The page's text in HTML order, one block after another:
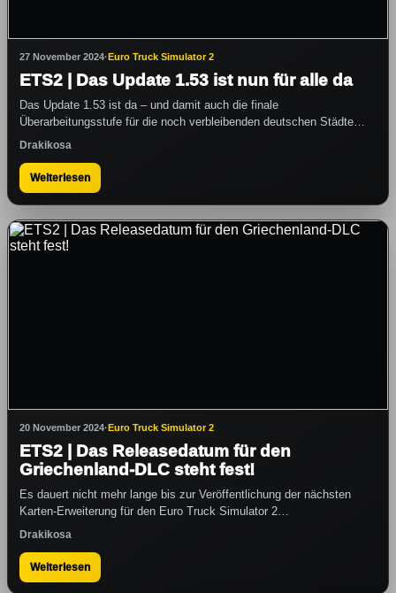
27 November 2024·Euro Truck Simulator 2
ETS2 | Das Update 1.53 ist nun für alle da
Das Update 1.53 ist da – und damit auch die finale
Überarbeitungsstufe für die noch verbleibenden deutschen Städte…
Drakikosa
Weiterlesen
20 November 2024·Euro Truck Simulator 2
ETS2 | Das Releasedatum für den
Griechenland-DLC steht fest!
Es dauert nicht mehr lange bis zur Veröffentlichung der nächsten
Karten-Erweiterung für den Euro Truck Simulator 2…
Drakikosa
Weiterlesen